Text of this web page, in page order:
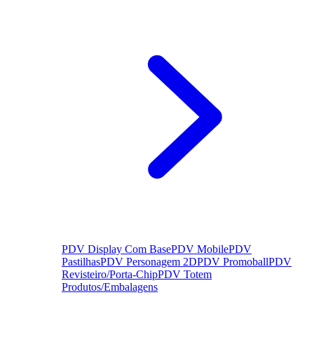
PDV Display Com BasePDV MobilePDV
PastilhasPDV Personagem 2DPDV PromoballPDV
Revisteiro/Porta-ChipPDV Totem
Produtos/Embalagens